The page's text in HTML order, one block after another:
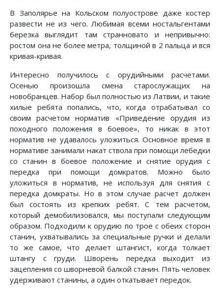
В Заполярье на Кольском полуострове даже костер
развести не из чего. Любимая всеми ностальгентами
березка выглядит там странновато и непривычно:
ростом она не более метра, толщиной в 2 пальца и вся
кривая-кривая.
Интересно получилось с орудийными расчетами.
Осенью произошла смена старослужащих на
новобранцев. Набор был полностью из Латвии, и такие
хилые ребята попались, что, когда отрабатывал со
своим расчетом норматив «Приведение орудия из
походного положения в боевое», то никак в этот
норматив не удавалось уложиться. Основное время в
нормативе занимали накат ствола при помощи лебедки
со станин в боевое положение и снятие орудия с
передка при помощи домкратов. Можно было
уложиться в норматив, не используя для снятия с
передка домкраты. Но в этом случае расчет должен
был состоять из крепких ребят. С тем расчетом,
который демобилизовался, мы поступали следующим
образом. Подходили к орудию по трое с обеих сторон
станин, ухватывались за специальные ручки и делали
то же самое, что делает штангист, когда толкает
штангу с груди. Шворень передка выходит из
зацепления со шворневой балкой станин. Пять человек
удерживают станины, а один откатывает передок.